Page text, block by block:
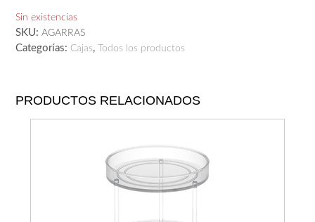
Sin existencias
SKU: AGARRAS
Categorías: Cajas, Todos los productos
PRODUCTOS RELACIONADOS